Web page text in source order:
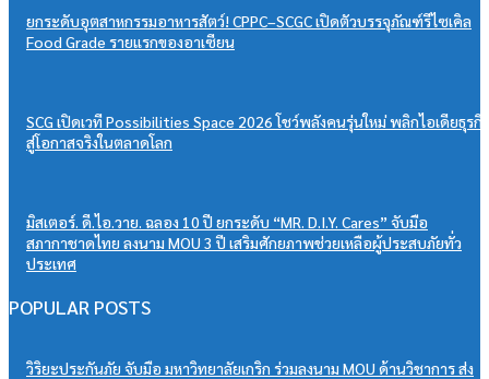
ยกระดับอุตสาหกรรมอาหารสัตว์! CPPC–SCGC เปิดตัวบรรจุภัณฑ์รีไซเคิล
Food Grade รายแรกของอาเซียน
SCG เปิดเวที Possibilities Space 2026 โชว์พลังคนรุ่นใหม่ พลิกไอเดียธุรกิ
สู่โอกาสจริงในตลาดโลก
มิสเตอร์. ดี.ไอ.วาย. ฉลอง 10 ปี ยกระดับ “MR. D.I.Y. Cares” จับมือ
สภากาชาดไทย ลงนาม MOU 3 ปี เสริมศักยภาพช่วยเหลือผู้ประสบภัยทั่ว
ประเทศ
POPULAR POSTS
วิริยะประกันภัย จับมือ มหาวิทยาลัยเกริก ร่วมลงนาม MOU ด้านวิชาการ ส่ง